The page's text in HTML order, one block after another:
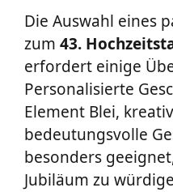
Die Auswahl eines
zum 43.
erfordert einige
Personalisierte
Element Blei,
bedeutungsvolle
besonders
Jubiläum zu